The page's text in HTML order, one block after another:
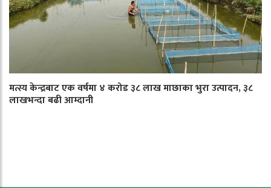
मत्स्य केन्द्रबाट एक वर्षमा ४ करोड ३८ लाख माछाका भुरा उत्पादन, ३८
लाखभन्दा बढी आम्दानी